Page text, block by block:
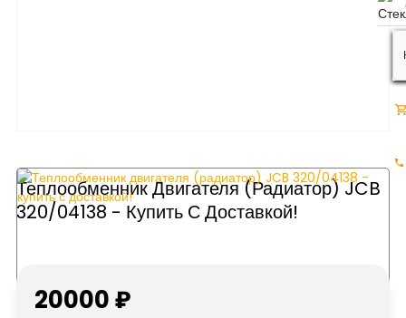
Теплообменник Двигателя (радиатор) JCB
320/04138 - Купить С Доставкой!
20000 ₽